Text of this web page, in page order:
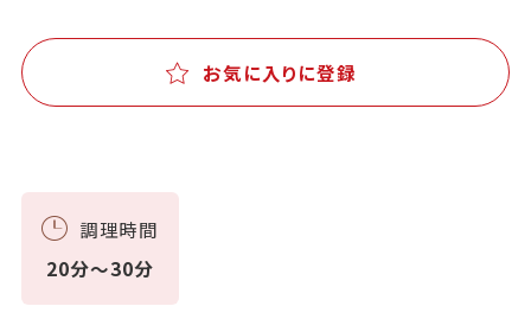
お気に入りに登録
調理時間
20分～30分